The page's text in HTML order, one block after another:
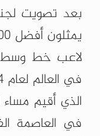
بعد تصويت
لاعب خط وسط
الذي أقيم
في العاصمة